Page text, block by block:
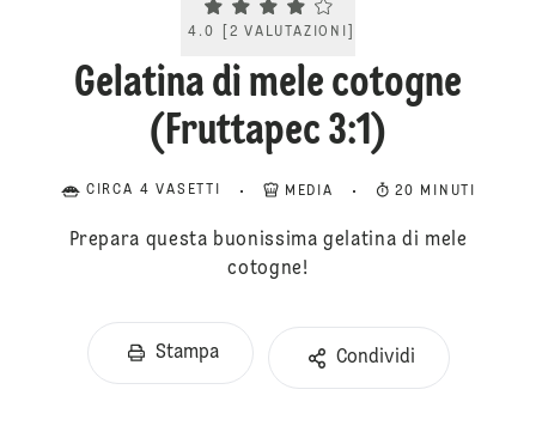
4.0 2 VALUTAZIONI
Gelatina di mele cotogne
(Fruttapec 3:1)
CIRCA 4 VASETTI MEDIA 20 MINUTI
Prepara questa buonissima gelatina di mele
cotogne!
Stampa Condividi